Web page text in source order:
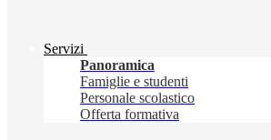
Servizi
Panoramica
Famiglie e studenti
Personale scolastico
Offerta formativa